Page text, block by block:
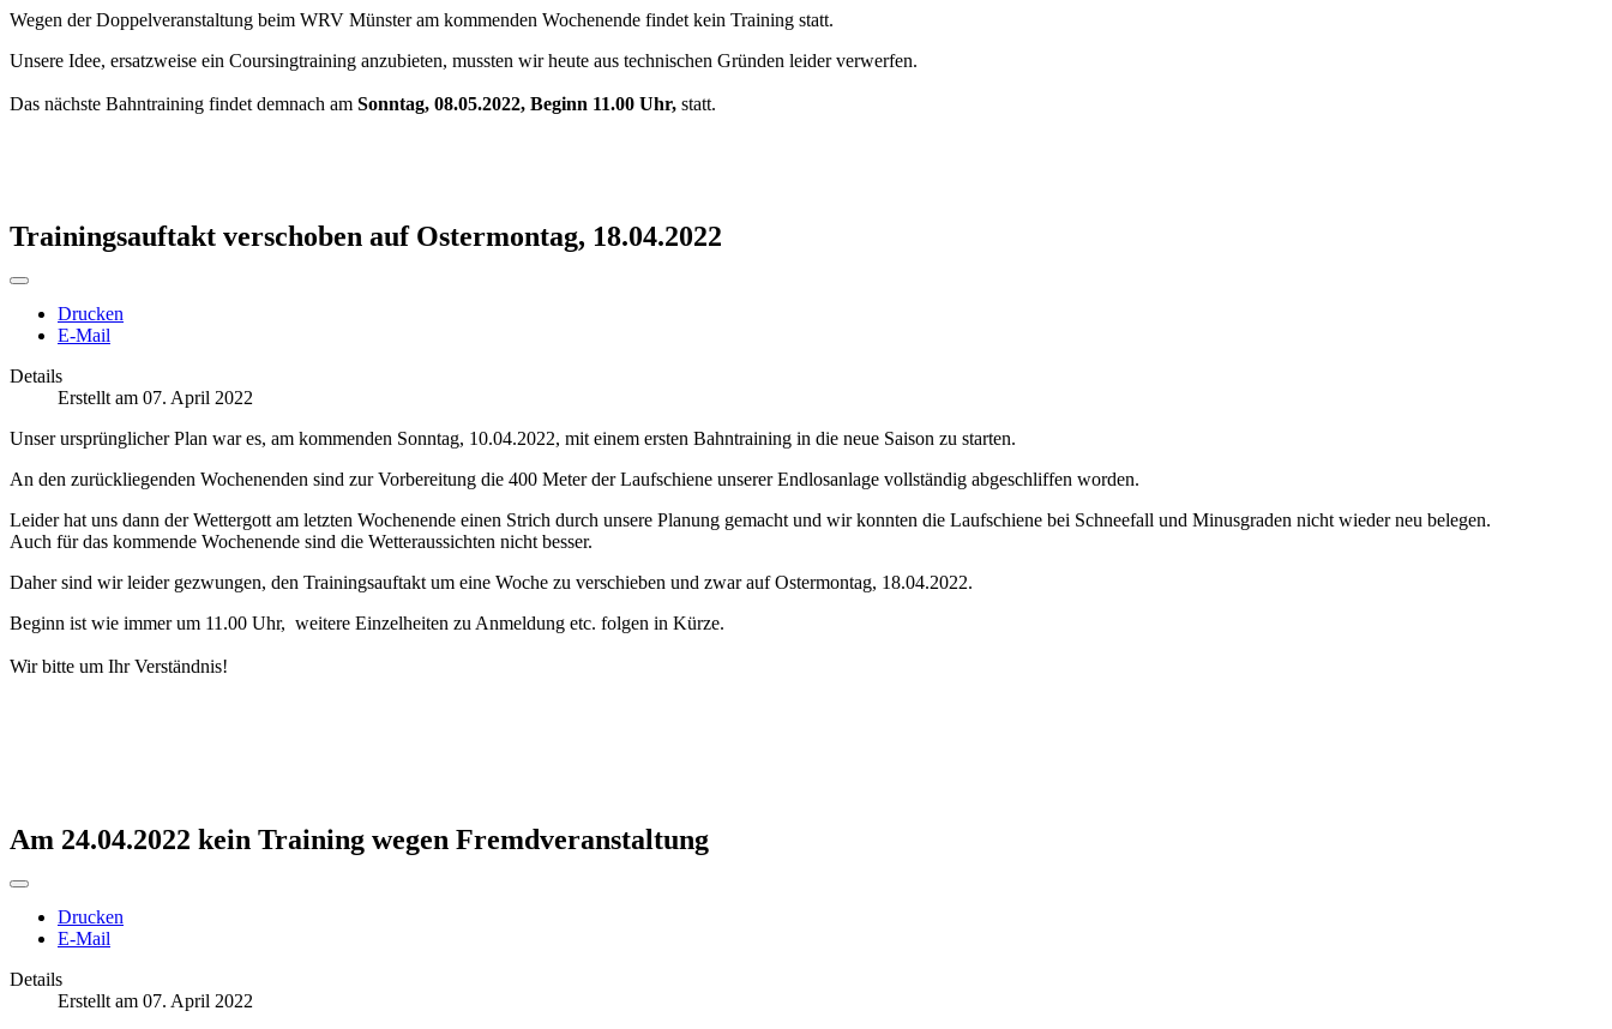
Wegen der Doppelveranstaltung beim WRV Münster am kommenden Wochenende findet kein Training statt.
Unsere Idee, ersatzweise ein Coursingtraining anzubieten, mussten wir heute aus technischen Gründen leider verwerfen.
Das nächste Bahntraining findet demnach am Sonntag, 08.05.2022, Beginn 11.00 Uhr, statt.
Trainingsauftakt verschoben auf Ostermontag, 18.04.2022
Drucken
E-Mail
Details
Erstellt am 07. April 2022
Unser ursprünglicher Plan war es, am kommenden Sonntag, 10.04.2022, mit einem ersten Bahntraining in die neue Saison zu starten.
An den zurückliegenden Wochenenden sind zur Vorbereitung die 400 Meter der Laufschiene unserer Endlosanlage vollständig abgeschliffen worden.
Leider hat uns dann der Wettergott am letzten Wochenende einen Strich durch unsere Planung gemacht und wir konnten die Laufschiene bei Schneefall und Minusgraden nicht wieder neu belegen.
Auch für das kommende Wochenende sind die Wetteraussichten nicht besser.
Daher sind wir leider gezwungen, den Trainingsauftakt um eine Woche zu verschieben und zwar auf Ostermontag, 18.04.2022.
Beginn ist wie immer um 11.00 Uhr, weitere Einzelheiten zu Anmeldung etc. folgen in Kürze.
Wir bitte um Ihr Verständnis!
Am 24.04.2022 kein Training wegen Fremdveranstaltung
Drucken
E-Mail
Details
Erstellt am 07. April 2022